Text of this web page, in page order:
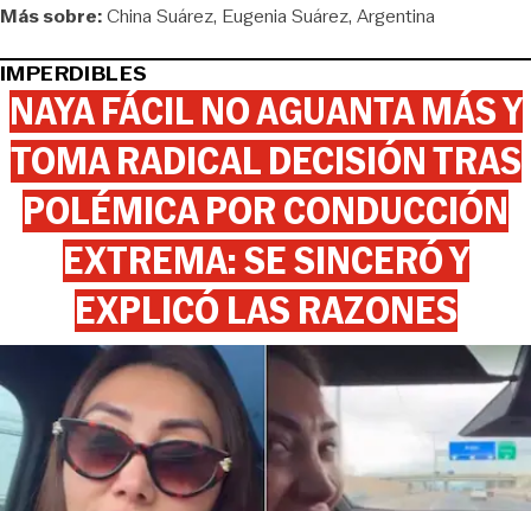
Más sobre:China Suárez Eugenia Suárez Argentina
IMPERDIBLES
NAYA FÁCIL NO AGUANTA MÁS Y
TOMA RADICAL DECISIÓN TRAS
POLÉMICA POR CONDUCCIÓN
EXTREMA: SE SINCERÓ Y
EXPLICÓ LAS RAZONES